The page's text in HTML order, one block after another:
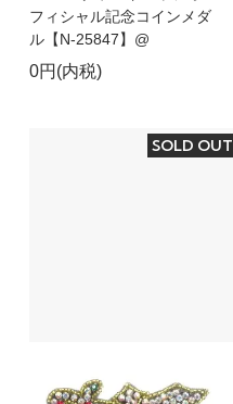
フィシャル記念コインメダ
ル【N-25847】@
0円(内税)
SOLD OUT